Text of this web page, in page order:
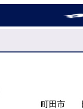
町田市